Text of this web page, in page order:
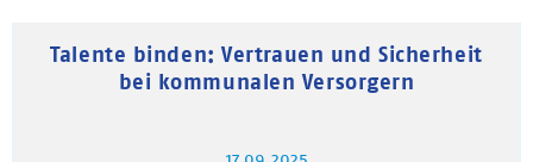
Talente binden: Vertrauen und Sicherheit
bei kommunalen Versorgern
17.09.2025